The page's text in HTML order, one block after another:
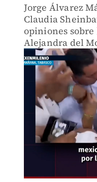
Jorge Álvarez
Claudia
opiniones
Alejandra del